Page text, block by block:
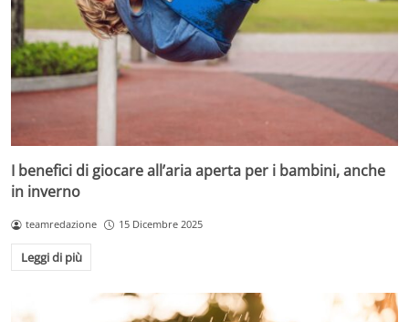
I benefici di giocare all’aria aperta per i bambini, anche
in inverno
teamredazione 15 Dicembre 2025
Leggi di più